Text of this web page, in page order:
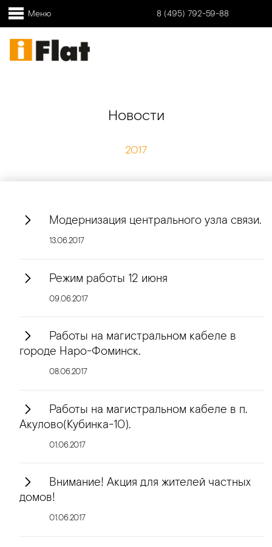
Меню 8 (495) 792-59-88
Новости
2017
Модернизация центрального узла связи.
13.06.2017
Режим работы 12 июня
09.06.2017
Работы на магистральном кабеле в
городе Наро-Фоминск.
08.06.2017
Работы на магистральном кабеле в п.
Акулово(Кубинка-10).
01.06.2017
Внимание! Акция для жителей частных
домов!
01.06.2017